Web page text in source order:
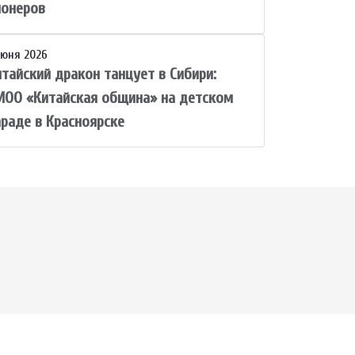
2026
дракон танцует в Сибири:
«Китайская община» на детском
в Красноярске